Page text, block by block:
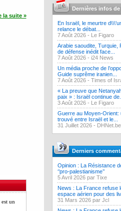
la suite »
un
Dernières infos
En Israël, le meurtre
relance le débat...
7 Août 2026 - Le Figaro
Arabie saoudite, Turquie,
de défense inédit face...
7 Août 2026 - i24 News
Un média proche de
Guide suprême iranien...
7 Août 2026 - Times of
« La preuve que
paix » : Israël continue de...
3 Août 2026 - Le Figaro
Guerre au Moyen-Orient:
trouvé entre Israël et le...
31 Juillet 2026 - DHNet.be
Derniers
Opinion : La Résistance
‘’pro-palestianisme’’
5 Avril 2026 par Tixe
News : La France refuse
espace aérien pour des
31 Mars 2026 par Jcl